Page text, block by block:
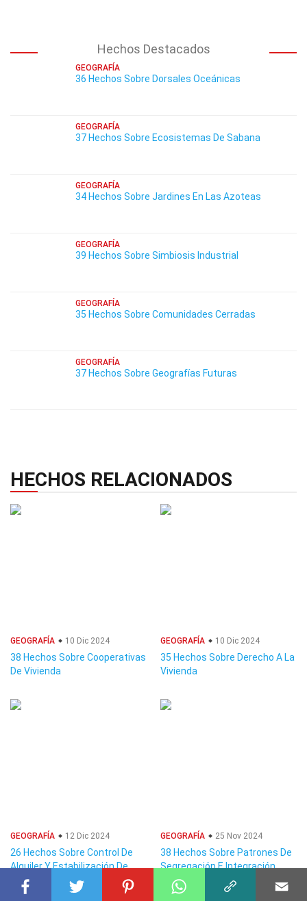
Hechos Destacados
GEOGRAFÍA
36 Hechos Sobre Dorsales Oceánicas
GEOGRAFÍA
37 Hechos Sobre Ecosistemas De Sabana
GEOGRAFÍA
34 Hechos Sobre Jardines En Las Azoteas
GEOGRAFÍA
39 Hechos Sobre Simbiosis Industrial
GEOGRAFÍA
35 Hechos Sobre Comunidades Cerradas
GEOGRAFÍA
37 Hechos Sobre Geografías Futuras
HECHOS RELACIONADOS
GEOGRAFÍA 10 Dic 2024
38 Hechos Sobre Cooperativas
De Vivienda
GEOGRAFÍA 10 Dic 2024
35 Hechos Sobre Derecho A La
Vivienda
GEOGRAFÍA 12 Dic 2024
26 Hechos Sobre Control De
Alquiler Y Estabilización De
Alquileres
GEOGRAFÍA 25 Nov 2024
38 Hechos Sobre Patrones De
Segregación E Integración